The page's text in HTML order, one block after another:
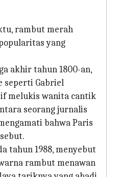
rambut merah
yang
akhir tahun 1800-an,
seperti Gabriel
melukis wanita cantik
seorang jurnalis
bahwa Paris
tahun 1988, menyebut
rambut menawan